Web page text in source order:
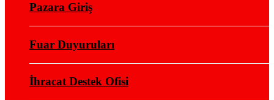
Pazara Giriş
Fuar Duyuruları
İhracat Destek Ofisi